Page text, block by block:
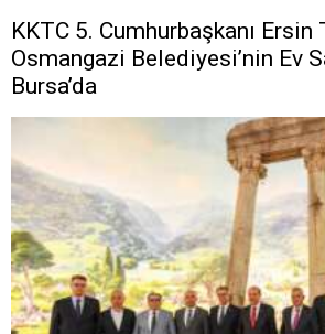
KKTC 5. Cumhurbaşkanı Ersin
Osmangazi Belediyesi’nin Ev
Bursa’da